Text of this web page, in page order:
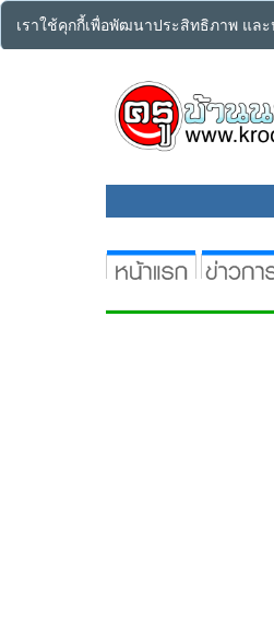
เราใช้คุกกี้เพื่อพัฒนาประสิทธิภาพ แล